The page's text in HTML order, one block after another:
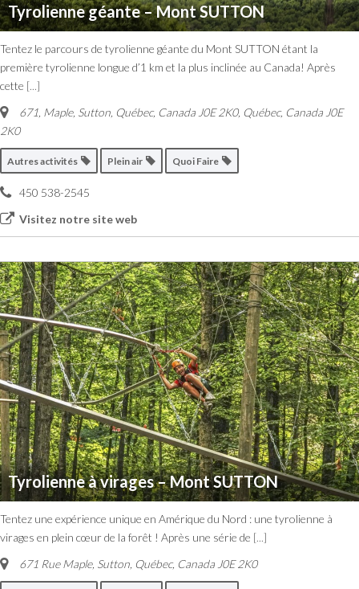
Tyrolienne géante – Mont SUTTON
Tentez le parcours de tyrolienne géante du Mont SUTTON étant la
première tyrolienne longue d’1 km et la plus inclinée au Canada! Après
cette [...]
671, Maple, Sutton, Québec, Canada J0E 2K0, Québec, Canada J0E
2K0
Autres activités Plein air Quoi Faire
450 538-2545
Visitez notre site web
Tyrolienne à virages – Mont SUTTON
Tentez une expérience unique en Amérique du Nord : une tyrolienne à
virages en plein cœur de la forêt ! Après une série de [...]
671 Rue Maple, Sutton Québec, Canada J0E 2K0